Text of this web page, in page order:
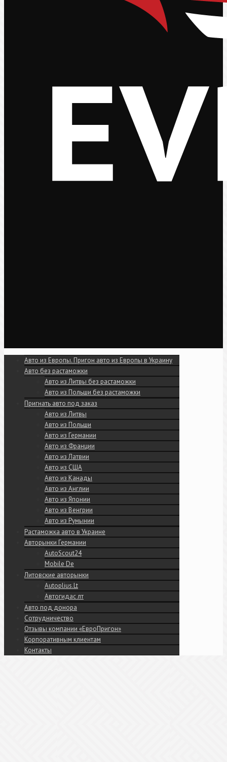
Авто из Европы. Пригон авто из Европы в Украину
Авто без растаможки
Авто из Литвы без растаможки
Авто из Польши без растаможки
Пригнать авто под заказ
Авто из Литвы
Авто из Польши
Авто из Германии
Авто из Франции
Авто из Латвии
Авто из США
Авто из Канады
Авто из Англии
Авто из Японии
Авто из Венгрии
Авто из Румынии
Растаможка авто в Украине
Авторынки Германии
AutoScout24
Mobile De
Литовские авторынки
Autoplius.Lt
Автогидас лт
Авто под донора
Сотрудничество
Отзывы компании «ЕвроПригон»
Корпоративным клиентам
Контакты